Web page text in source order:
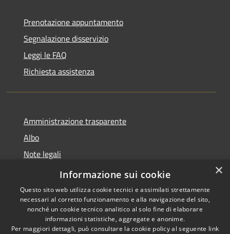
Prenotazione appuntamento
Segnalazione disservizio
Leggi le FAQ
Richiesta assistenza
Amministrazione trasparente
Albo
Note legali
Dichiarazione di accessibilità
Copyright © 2026 • Città di
×
Informazione sui cookie
Questo sito web utilizza cookie tecnici e assimilati strettamente
necessari al corretto funzionamento e alla navigazione del sito,
nonché un cookie tecnico analitico al solo fine di elaborare
informazioni statistiche, aggregate e anonime.
Per maggiori dettagli, può consultare la cookie policy al seguente link